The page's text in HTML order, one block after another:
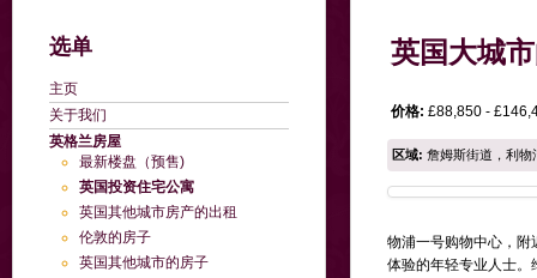
选单
主页
关于我们
英格兰房屋
最新楼盘（预售)
英国投资住宅公寓
英国其他城市房产的出租
伦敦的房子
英国其他城市的房子
英国大城
价格: £88,850 -
区域: 詹姆斯街道，利物
物浦一号购物中心，附
体验的年轻专业人士。